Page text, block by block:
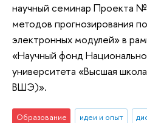
научный семинар Проекта
методов прогнозирования
электронных модулей» в
«Научный фонд
университета «Высшая
ВШЭ)».
Образование идеи и опыт